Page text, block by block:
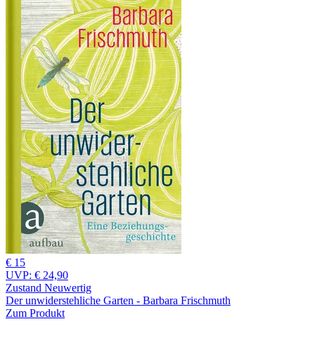
€ 15
UVP: € 24,90
Zustand Neuwertig
Der unwiderstehliche Garten - Barbara Frischmuth
Zum Produkt